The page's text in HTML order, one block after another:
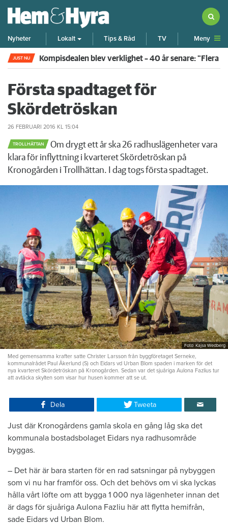
Nyheter Lokalt Tips & Råd TV Meny
JUST NU Kompisdealen blev verklighet – 40 år senare: "Flera
Första spadtaget för
Skördetröskan
26 FEBRUARI 2016 KL 15:04
TROLLHÄTTAN
Om drygt ett år ska 26 radhuslägenheter vara
klara för inflyttning i kvarteret Skördetröskan på
Kronogården i Trollhättan. I dag togs första spadtaget.
Foto: Kajsa Wedberg
Med gemensamma krafter satte Christer Larsson från byggföretaget Serneke,
kommunalrådet Paul Åkerlund (S) och Eidars vd Urban Blom spaden i marken för det
nya kvarteret Skördetröskan på Kronogården. Sedan var det sjuåriga Aulona Fazlius tur
att avtäcka skylten som visar hur husen kommer att se ut.
Dela Tweeta
Just där Kronogårdens gamla skola en gång låg ska det
kommunala bostadsbolaget Eidars nya radhusområde
byggas.
– Det här är bara starten för en rad satsningar på nybyggen
som vi nu har framför oss. Och det behövs om vi ska lyckas
hålla vårt löfte om att bygga 1 000 nya lägenheter innan det
är dags för sjuåriga Aulona Fazliu här att flytta hemifrån,
sade Eidars vd Urban Blom.